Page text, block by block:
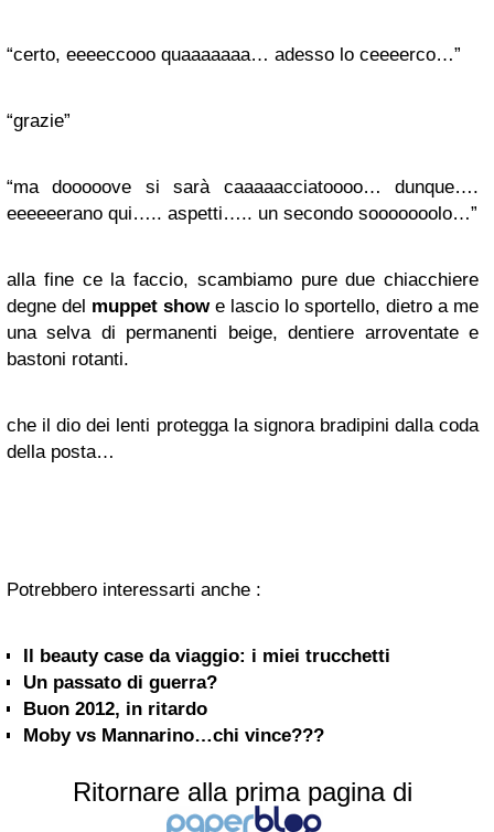
“certo, eeeeccooo quaaaaaaa… adesso lo ceeeerco…”
“grazie”
“ma dooooove si sarà caaaaacciatoooo… dunque….
eeeeeerano qui….. aspetti….. un secondo sooooooolo…”
alla fine ce la faccio, scambiamo pure due chiacchiere
degne del muppet showe lascio lo sportello, dietro a me
una selva di permanenti beige, dentiere arroventate e
bastoni rotanti.
che il dio dei lenti protegga la signora bradipini dalla coda
della posta…
Potrebbero interessarti anche :
Il beauty case da viaggio: i miei trucchetti
Un passato di guerra?
Buon 2012, in ritardo
Moby vs Mannarino…chi vince???
Ritornare alla prima pagina di